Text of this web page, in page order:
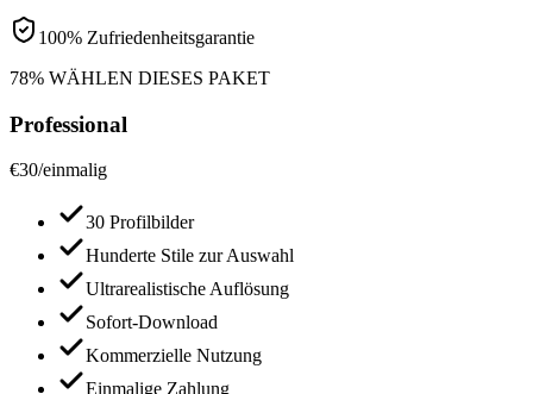
100% Zufriedenheitsgarantie
78% WÄHLEN DIESES PAKET
Professional
€30/einmalig
30 Profilbilder
Hunderte Stile zur Auswahl
Ultrarealistische Auflösung
Sofort-Download
Kommerzielle Nutzung
Einmalige Zahlung